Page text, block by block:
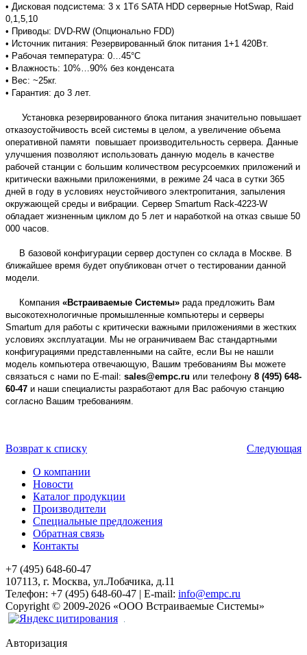
• Дисковая подсистема: 3 x 1Тб SATA HDD серверные HotSwap, Raid
0,1,5,10
• Приводы: DVD-RW (Опционально FDD)
• Источник питания: Резервированный блок питания 1+1 420Вт.
• Рабочая температура: 0…45°С
• Влажность: 10%…90% без конденсата
• Вес: ~25кг.
• Гарантия: до 3 лет.
Установка резервированного блока питания значительно повышает
отказоустойчивость всей системы в целом, а увеличение объема
оперативной памяти повышает производительность сервера. Данные
улучшения позволяют использовать данную модель в качестве
рабочей станции с большим количеством ресурсоемких приложений и
критически важными приложениями, в режиме 24 часа в сутки 365
дней в году в условиях неустойчивого электропитания, запыления
окружающей среды и вибрации. Сервер Smartum Rack-4223-W
обладает жизненным циклом до 5 лет и наработкой на отказ свыше 50
000 часов.
В базовой конфигурации сервер доступен со склада в Москве. В
ближайшее время будет опубликован отчет о тестировании данной
модели.
Компания «Встраиваемые Системы» рада предложить Вам
высокотехнологичные промышленные компьютеры и серверы
Smartum для работы с критически важными приложениями в жестких
условиях эксплуатации. Мы не ограничиваем Вас стандартными
конфигурациями представленными на сайте, если Вы не нашли
модель компьютера отвечающую, Вашим требованиям Вы можете
связаться с нами по E-mail: sales@empc.ru или телефону 8 (495) 648-
60-47 и наши специалисты разработают для Вас рабочую станцию
согласно Вашим требованиям.
Возврат к списку
Следующая
О компании
Новости
Каталог продукции
Производители
Специальные предложения
Обратная связь
Контакты
+7 (495) 648-60-47
107113, г. Москва, ул.Лобачика, д.11
Телефон: +7 (495) 648-60-47 | E-mail: info@empc.ru
Copyright © 2009-2026 «ООО Встраиваемые Системы»
Авторизация